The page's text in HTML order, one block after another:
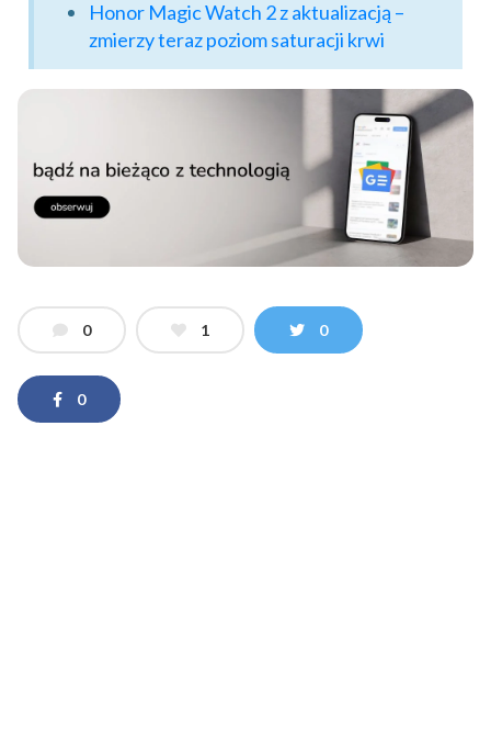
Honor Magic Watch 2 z aktualizacją –
zmierzy teraz poziom saturacji krwi
0 1 0
0